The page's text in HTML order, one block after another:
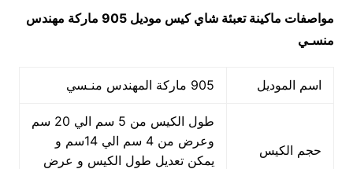
مواصفات ماكينة تعبئة شاي كيس
موديل 905 ماركة مهندس
منسـي
اسم الموديل 905 ماركة المهندس منـسي
حجم الكيس
طول الكيس من 5 سم الي 20 سم
وعرض من 4 سم الي 14سم و
يمكن تعديل طول الكيس و عرض